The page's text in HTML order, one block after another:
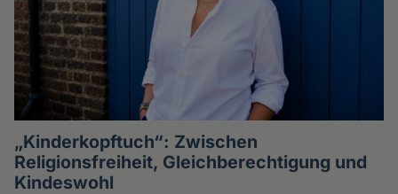
„Kinderkopftuch“: Zwischen
Religionsfreiheit, Gleichberechtigung und
Kindeswohl